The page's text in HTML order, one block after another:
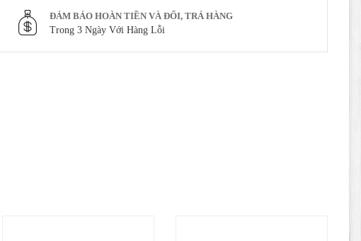
ĐẢM BẢO HOÀN TIỀN VÀ ĐỔI, TRẢ HÀNG
Trong 3 Ngày Với Hàng Lỗi